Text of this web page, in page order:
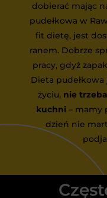
dobierać mając
pudełkowa w
fit dietę, jest
ranem. Dobrze
pracy, gdyż
Dieta
życiu, nie
kuchni– mamy
dzień nie